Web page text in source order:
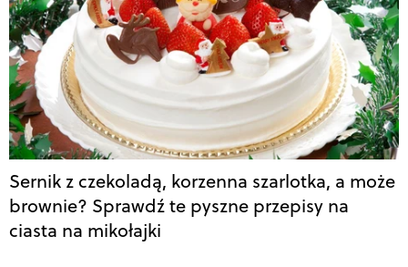
Sernik z czekoladą, korzenna szarlotka, a może
brownie? Sprawdź te pyszne przepisy na
ciasta na mikołajki